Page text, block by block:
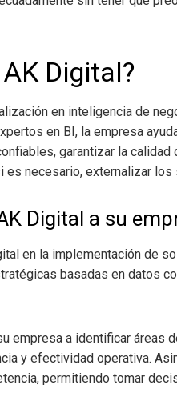
Digital?
en inteligencia de
en BI, la empresa
garantizar la
es necesario, externalizar
Digital a su
en la implementación de
basadas en datos
empresa a identificar áreas
y efectividad operativa.
permitiendo tomar